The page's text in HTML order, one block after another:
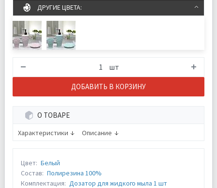
ДРУГИЕ ЦВЕТА:
шт
ДОБАВИТЬ В КОРЗИНУ
О ТОВАРЕ
Характеристики Описание
Цвет: Белый
Состав: Полирезина 100%
Комплектация: Дозатор для жидкого мыла 1 шт